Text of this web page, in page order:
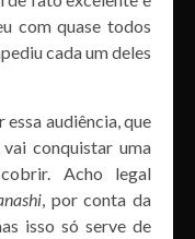
com quase todos
cada um deles
audiência, que
conquistar uma
Acho legal
, por conta da
isso só serve de